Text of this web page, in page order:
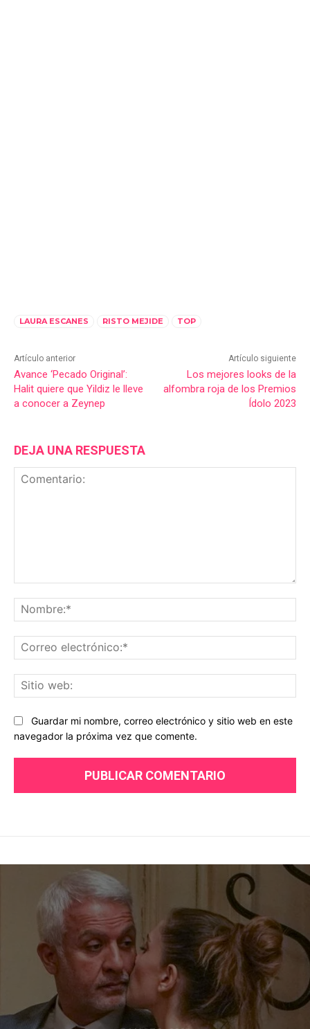
LAURA ESCANES RISTO MEJIDE TOP
Artículo anterior
Avance ‘Pecado Original’:
Halit quiere que Yildiz le lleve
a conocer a Zeynep
Artículo siguiente
Los mejores looks de la
alfombra roja de los Premios
Ídolo 2023
DEJA UNA RESPUESTA
Guardar mi nombre, correo electrónico y sitio web en este
navegador la próxima vez que comente.